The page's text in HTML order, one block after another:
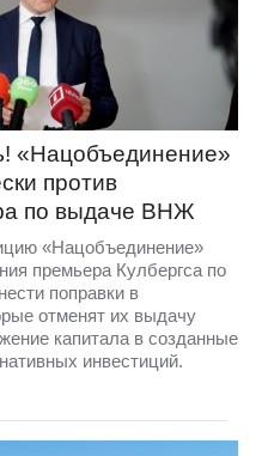
«Нацобъединение»
против
по выдаче ВНЖ
«Нацобъединение»
премьера Кулбергса по
поправки в
отменят их выдачу
капитала в созданные
инвестиций.